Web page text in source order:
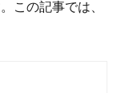
この記事では、